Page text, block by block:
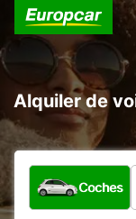
Alquiler de
¿Qué tipo de
Coches